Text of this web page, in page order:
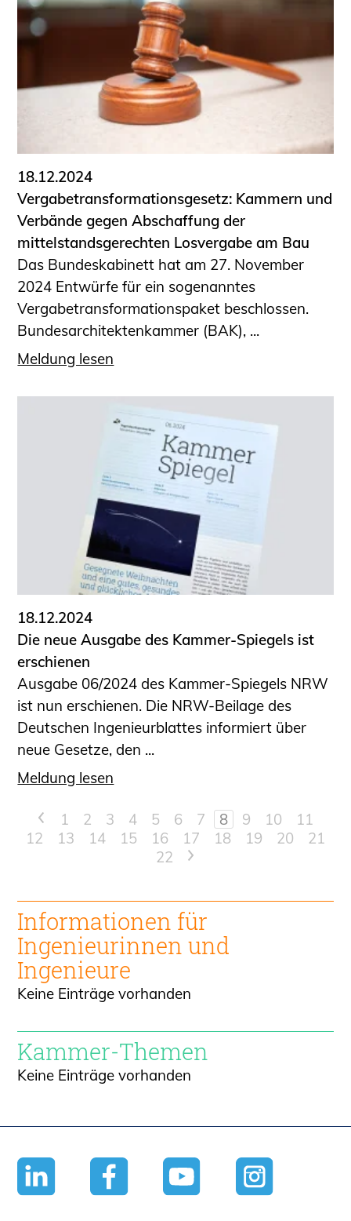
18.12.2024
Vergabetransformationsgesetz: Kammern und
Verbände gegen Abschaffung der
mittelstandsgerechten Losvergabe am Bau
Das Bundeskabinett hat am 27. November
2024 Entwürfe für ein sogenanntes
Vergabetransformationspaket beschlossen.
Bundesarchitektenkammer (BAK), ...
Meldung lesen
18.12.2024
Die neue Ausgabe des Kammer-Spiegels ist
erschienen
Ausgabe 06/2024 des Kammer-Spiegels NRW
ist nun erschienen. Die NRW-Beilage des
Deutschen Ingenieurblattes informiert über
neue Gesetze, den ...
Meldung lesen
< 1 2 3 4 5 6 7 8 9 10
11
12
13 14 15 16 17 18 19 20
21
22
>
Informationen für
Ingenieurinnen und
Ingenieure
Keine Einträge vorhanden
Kammer-Themen
Keine Einträge vorhanden